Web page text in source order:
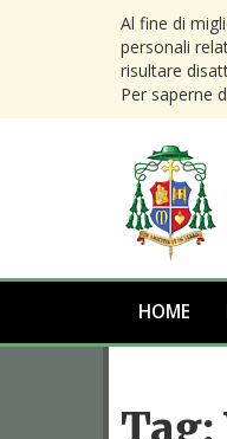
Al fine di
personali
risultare
Per saperne
HOME